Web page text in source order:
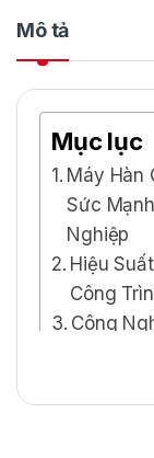
Mô tả
Mục lục
Máy Hàn
Sức
Nghiệp
Hiệu
Công
Công
Thiết Kế
Chuyên
Ứng